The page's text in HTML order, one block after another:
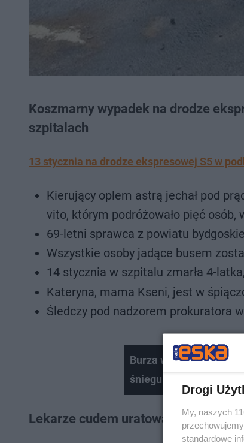
Koszmarny wypadek na drodze
szpitalach
13 stycznia na drodze ekspresowej S5 w
Kierujący oplem astrą jechał pod
vito, którym podróżowało pięć
69-letni sprawca z powiatu
Wszystkie osoby jadące busem
14 stycznia w szpitalu zmarła 4-
Kateryna, mama Kseni, jest w
Śledczy pod nadzorem prokuratora
Burza w Warszawie i
śniegu
Lekarze cudem uratowali 4-latkę po
Drogi
My, naszych
standardowe